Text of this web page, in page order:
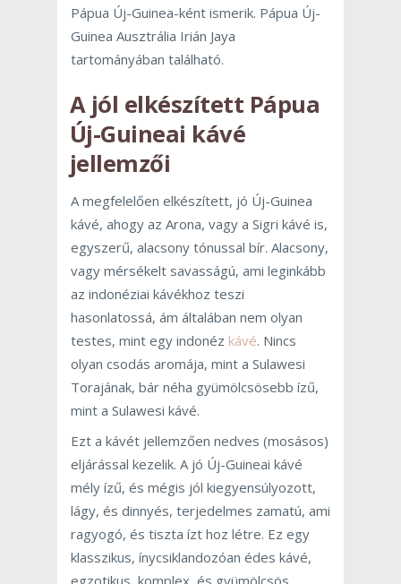
Pápua Új-Guinea-ként ismerik. Pápua Új-
Guinea Ausztrália Irián Jaya
tartományában található.
A jól elkészített Pápua
Új-Guineai kávé
jellemzői
A megfelelően elkészített, jó Új-Guinea
kávé, ahogy az Arona, vagy a Sigri kávé is,
egyszerű, alacsony tónussal bír. Alacsony,
vagy mérsékelt savasságú, ami leginkább
az indonéziai kávékhoz teszi
hasonlatossá, ám általában nem olyan
testes, mint egy indonéz kávé. Nincs
olyan csodás aromája, mint a Sulawesi
Torajának, bár néha gyümölcsösebb ízű,
mint a Sulawesi kávé.
Ezt a kávét jellemzően nedves (mosásos)
eljárással kezelik. A jó Új-Guineai kávé
mély ízű, és mégis jól kiegyensúlyozott,
lágy, és dinnyés, terjedelmes zamatú, ami
ragyogó, és tiszta ízt hoz létre. Ez egy
klasszikus, ínycsiklandozóan édes kávé,
egzotikus, komplex, és gyümölcsös